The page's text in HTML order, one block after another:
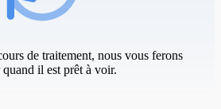
de traitement, nous vous ferons
quand il est prêt à voir.